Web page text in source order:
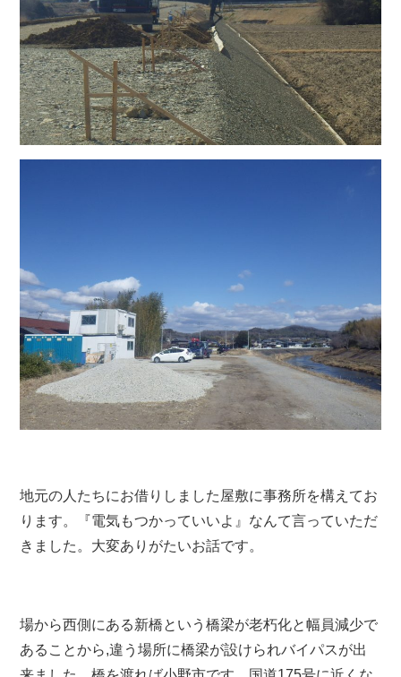
地元の人たちにお借りしました屋敷に事務所を構えてお
ります。『電気もつかっていいよ』なんて言っていただ
きました。大変ありがたいお話です。
場から西側にある新橋という橋梁が老朽化と幅員減少で
あることから,違う場所に橋梁が設けられバイパスが出